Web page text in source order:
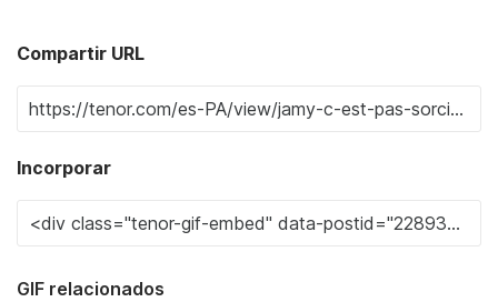
Compartir URL
Incorporar
GIF relacionados